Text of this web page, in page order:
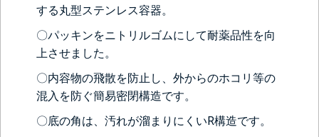
正面側の下部にノズルをつける
ニップル
1/4’(+22440円)
3/8’(+22440円)
1/2’(+22440円)
ソケット
ソケット
ヘルール
ヘルール
なし
する丸型ステンレス容器。
〇パッキンをニトリルゴムにして耐薬品性を向
上させました。
〇内容物の飛散を防止し、外からのホコリ等の
混入を防ぐ簡易密閉構造です。
〇底の角は、汚れが溜まりにくいR構造です。